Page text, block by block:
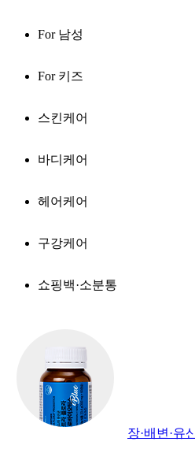
For 남성
For 키즈
스킨케어
바디케어
헤어케어
구강케어
쇼핑백·소분통
장·배변·유